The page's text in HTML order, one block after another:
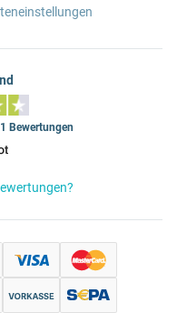
Bewertungen